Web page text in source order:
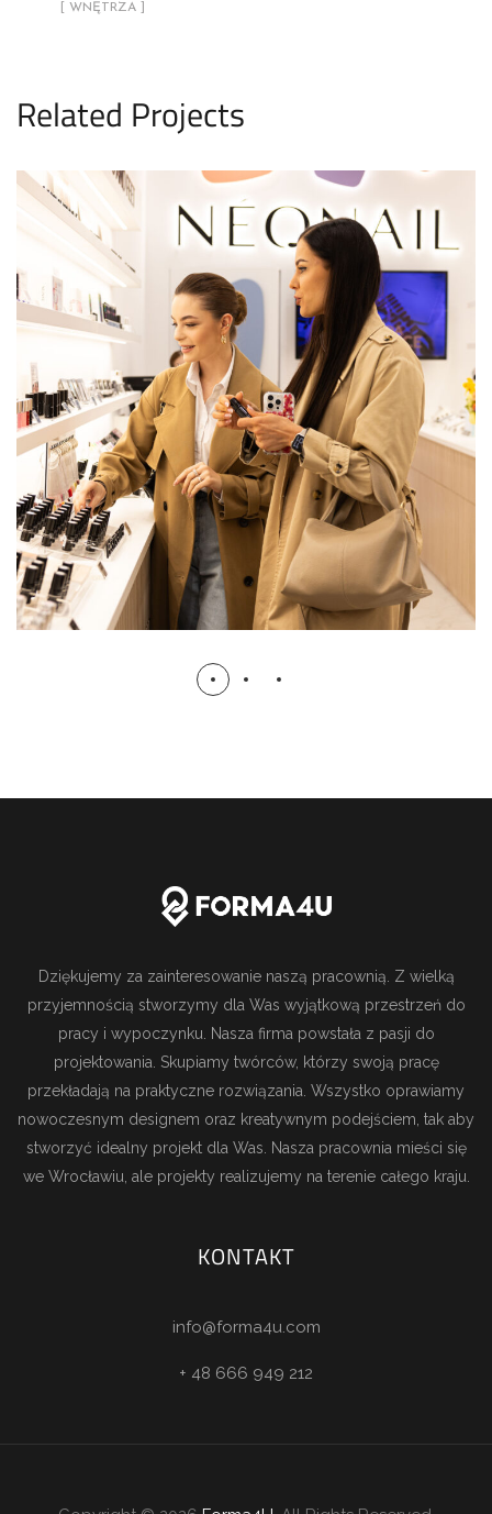
[ WNĘTRZA ]
Related Projects
Nowy Lokal Dla NEONAIL W Galerii
WROCLAVIA
REALIZACJE WNĘTRZA
Dziękujemy za zainteresowanie naszą pracownią. Z wielką
przyjemnością stworzymy dla Was wyjątkową przestrzeń do
pracy i wypoczynku. Nasza firma powstała z pasji do
projektowania. Skupiamy twórców, którzy swoją pracę
przekładają na praktyczne rozwiązania. Wszystko oprawiamy
nowoczesnym designem oraz kreatywnym podejściem, tak aby
stworzyć idealny projekt dla Was. Nasza pracownia mieści się
we Wrocławiu, ale projekty realizujemy na terenie całego kraju.
KONTAKT
info@forma4u.com
+ 48 666 949 212